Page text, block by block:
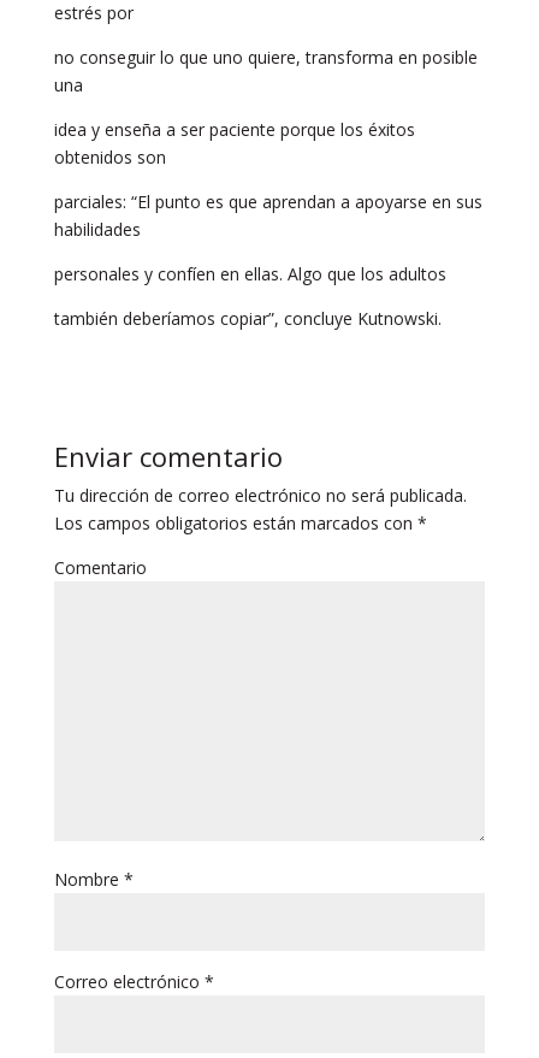
estrés por
no conseguir lo que uno quiere, transforma en posible
una
idea y enseña a ser paciente porque los éxitos
obtenidos son
parciales: “El punto es que aprendan a apoyarse en sus
habilidades
personales y confíen en ellas. Algo que los adultos
también deberíamos copiar”, concluye Kutnowski.
Enviar comentario
Tu dirección de correo electrónico no será publicada.
Los campos obligatorios están marcados con *
Comentario
Nombre *
Correo electrónico *